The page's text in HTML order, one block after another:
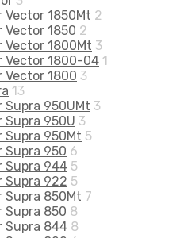
Vector 1850Mt 2
Vector 1850 2
Vector 1800Mt 3
Vector 1800-04 1
Vector 1800 3
13
Supra 950UMt 3
Supra 950U 3
Supra 950Mt 5
Supra 950 6
Supra 944 5
Supra 922 5
Supra 850Mt 7
Supra 850 8
Supra 844 8